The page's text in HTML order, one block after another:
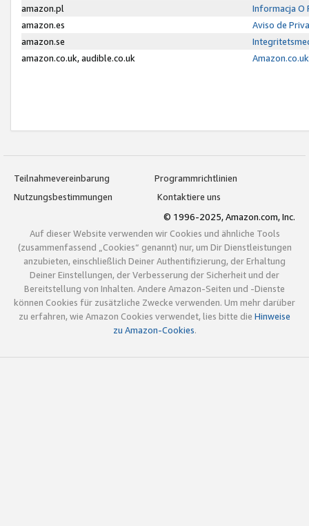
amazon.pl
Informacja O
amazon.es
Aviso de
amazon.se
amazon.co.uk, audible.co.uk
Teilnahmevereinbarung
Programmrichtlinien
Nutzungsbestimmungen
Kontaktiere uns
© 1996-2025, Amazon.com, Inc.
Auf dieser Website verwenden wir Cookies und ähnliche Tools
(zusammenfassend „Cookies“ genannt) nur, um Dir Dienstleistungen
anzubieten, einschließlich Deiner Authentifizierung, der Erhaltung
Deiner Einstellungen, der Verbesserung der Sicherheit und der
Bereitstellung von Inhalten. Andere Amazon-Seiten und -Dienste
können Cookies für zusätzliche Zwecke verwenden. Um mehr darüber
zu erfahren, wie Amazon Cookies verwendet, lies bitte die Hinweise
zu Amazon-Cookies.